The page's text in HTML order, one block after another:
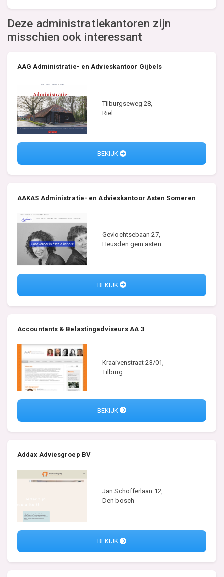
Deze administratiekantoren zijn
misschien ook interessant
AAG Administratie- en Advieskantoor Gijbels
Tilburgseweg 28,
Riel
BEKIJK
AAKAS Administratie- en Advieskantoor Asten Someren
Gevlochtsebaan 27,
Heusden gem asten
BEKIJK
Accountants & Belastingadviseurs AA 3
Kraaivenstraat 23/01,
Tilburg
BEKIJK
Addax Adviesgroep BV
Jan Schofferlaan 12,
Den bosch
BEKIJK